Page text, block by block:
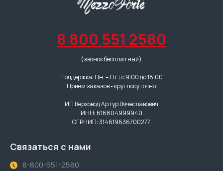
8 800 551 2580
(звонок бесплатный)
Поддержка: Пн. – Пт.: с 9:00 до 18:00
Прием заказов - круглосуточно
ИП Верховод Артур Вячеславович
ИНН: 616804999940
ОГРНИП: 314619636700277
Связаться с нами
8-800-551-2580